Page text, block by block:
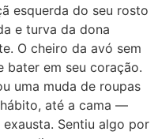
esquerda do seu rosto
e turva da dona
O cheiro da avó sem
bater em seu coração.
uma muda de roupas
até a cama —
Sentiu algo por